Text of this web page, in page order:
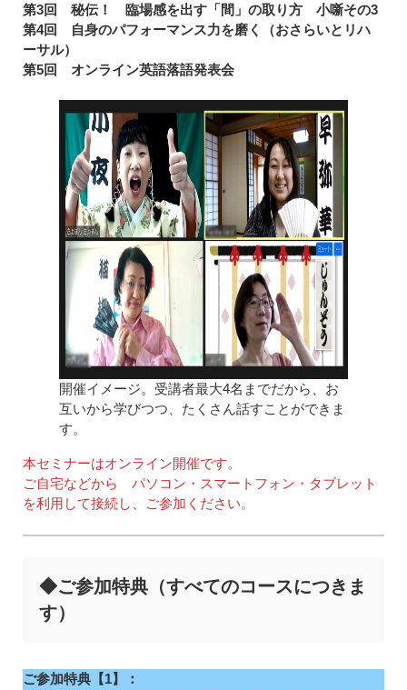
第3回 秘伝！ 臨場感を出す「間」の取り方 小噺その3
第4回 自身のパフォーマンス力を磨く（おさらいとリハ
ーサル）
第5回 オンライン英語落語発表会
開催イメージ。受講者最大4名までだから、お
互いから学びつつ、たくさん話すことができま
す。
本セミナーはオンライン開催です。
ご自宅などから パソコン・スマートフォン・タブレット
を利用して接続し、ご参加ください。
◆ご参加特典（すべてのコースにつきま
す）
ご参加特典【1】：